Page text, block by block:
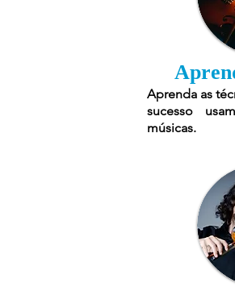
Aprenda as
sucesso
músicas.